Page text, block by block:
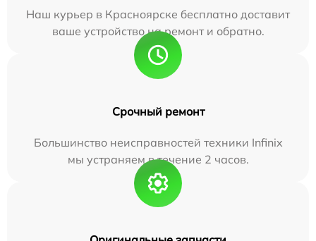
Наш курьер в Красноярске бесплатно доставит
ваше устройство на ремонт и обратно.
Срочный ремонт
Большинство неисправностей техники Infinix
мы устраняем в течение 2 часов.